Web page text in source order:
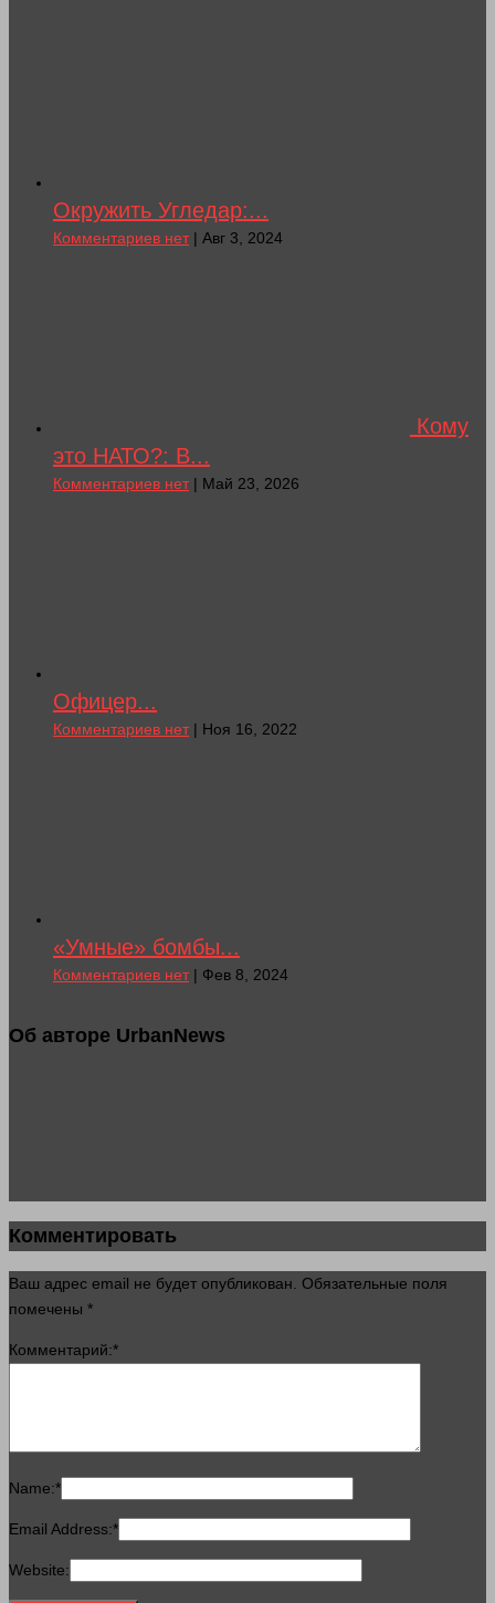
Окружить Угледар:...
Комментариев нет| Авг 3, 2024
Кому
это НАТО?: В...
Комментариев нет| Май 23, 2026
Офицер...
Комментариев нет| Ноя 16, 2022
«Умные» бомбы...
Комментариев нет| Фев 8, 2024
Об авторе UrbanNews
Комментировать
Ваш адрес email не будет опубликован. Обязательные поля
помечены *
Комментарий:*
Name:*
Email Address:*
Website: